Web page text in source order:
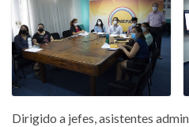
Dirigido a jefes, asistentes